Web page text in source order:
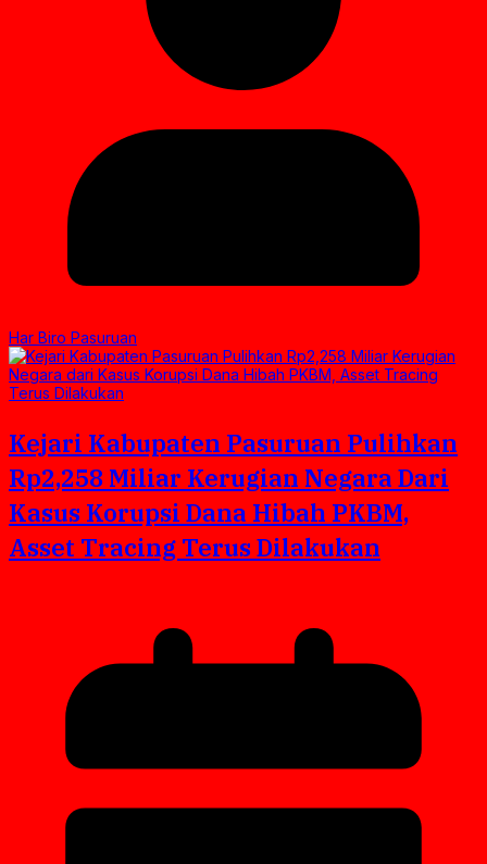
Har Biro Pasuruan
Kejari Kabupaten Pasuruan Pulihkan
Rp2,258 Miliar Kerugian Negara Dari
Kasus Korupsi Dana Hibah PKBM,
Asset Tracing Terus Dilakukan